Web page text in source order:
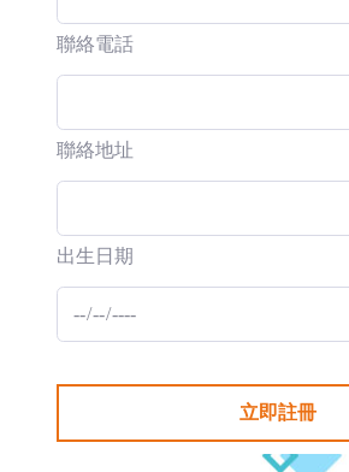
聯絡電話
聯絡地址
出生日期
立即註冊